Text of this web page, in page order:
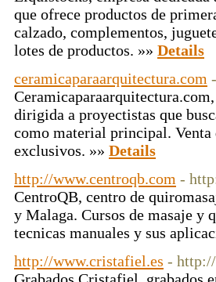
que ofrece productos de
calzado, complementos,
lotes de productos. »» Details
ceramicaparaarquitectura.com
dirigida a proyectistas que
como material principal. Venta
exclusivos. »» Details
http://www.centroqb.com -
CentroQB, centro de
y Malaga. Cursos de masaje y
tecnicas manuales y sus
http://www.cristafiel.es -